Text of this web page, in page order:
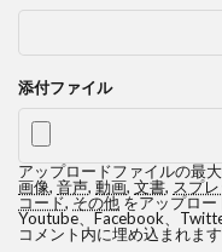
添付ファイル
アップロードファイルの最
画像,音声, 動画,文書, スプ
コード,その他をアップロー
Youtube、Facebook、
コメント内に埋め込まれます